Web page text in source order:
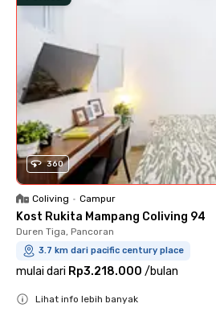
360
Coliving • Campur
Kost Rukita Mampang Coliving 94
Duren Tiga, Pancoran
3.7 km dari pacific century place
mulai dari Rp3.218.000 /bulan
Lihat info lebih banyak